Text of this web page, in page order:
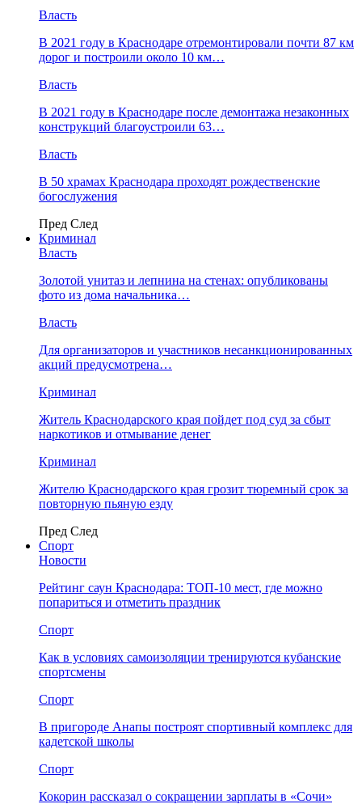
Власть
В 2021 году в Краснодаре отремонтировали почти 87 км
дорог и построили около 10 км…
Власть
В 2021 году в Краснодаре после демонтажа незаконных
конструкций благоустроили 63…
Власть
В 50 храмах Краснодара проходят рождественские
богослужения
Пред След
Криминал
Власть
​Золотой унитаз и лепнина на стенах: опубликованы
фото из дома начальника…
Власть
Для организаторов и участников несанкционированных
акций предусмотрена…
Криминал
Житель Краснодарского края пойдет под суд за сбыт
наркотиков и отмывание денег
Криминал
Жителю Краснодарского края грозит тюремный срок за
повторную пьяную езду
Пред След
Спорт
Новости
Рейтинг саун Краснодара: ТОП-10 мест, где можно
попариться и отметить праздник
Спорт
Как в условиях самоизоляции тренируются кубанские
спортсмены
Спорт
В пригороде Анапы построят спортивный комплекс для
кадетской школы
Спорт
Кокорин рассказал о сокращении зарплаты в «Сочи»